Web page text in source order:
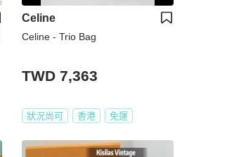
Celine
Celine - Trio Bag
TWD 7,363
狀況尚可 香港 免運